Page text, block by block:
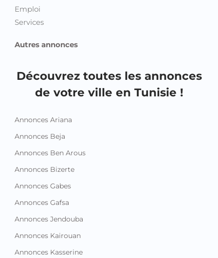
Emploi
Services
Autres annonces
Découvrez toutes les annonces
de votre ville en Tunisie !
Annonces Ariana
Annonces Beja
Annonces Ben Arous
Annonces Bizerte
Annonces Gabes
Annonces Gafsa
Annonces Jendouba
Annonces Kairouan
Annonces Kasserine